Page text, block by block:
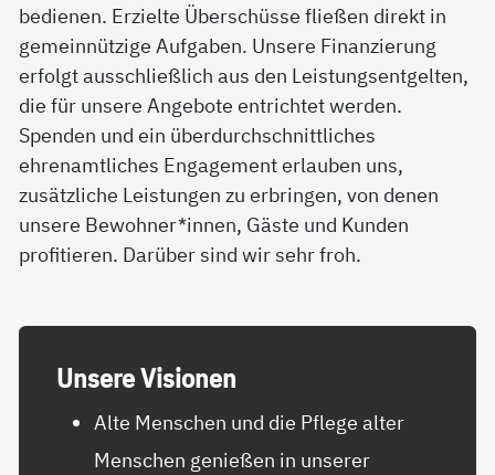
bedienen. Erzielte Überschüsse fließen direkt in
gemeinnützige Aufgaben. Unsere Finanzierung
erfolgt ausschließlich aus den Leistungsentgelten,
die für unsere Angebote entrichtet werden.
Spenden und ein überdurchschnittliches
ehrenamtliches Engagement erlauben uns,
zusätzliche Leistungen zu erbringen, von denen
unsere Bewohner*innen, Gäste und Kunden
profitieren. Darüber sind wir sehr froh.
Un­se­re Vi­sio­nen
Alte Menschen und die Pflege alter
Menschen genießen in unserer